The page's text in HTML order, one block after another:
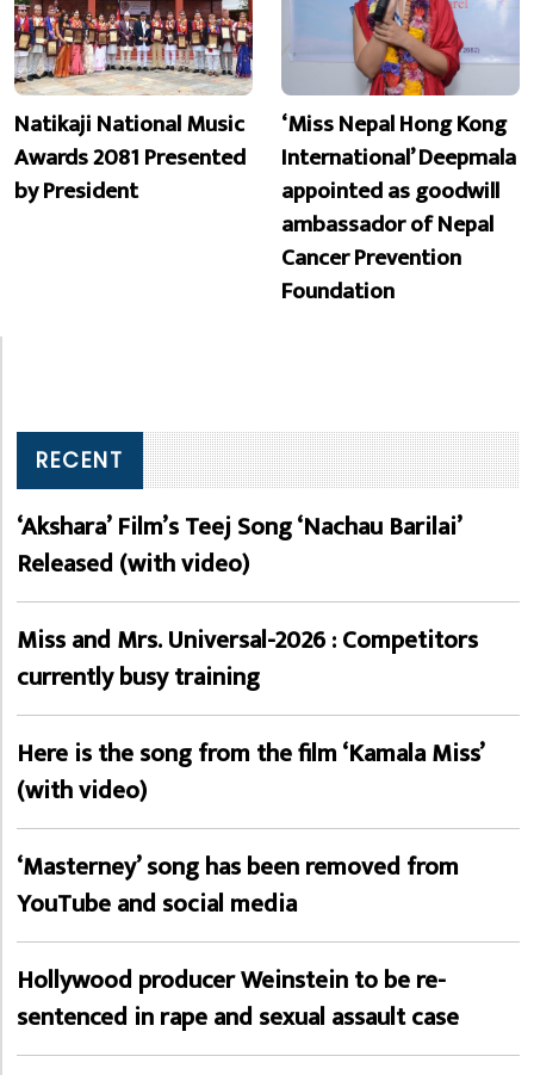
Natikaji National Music
Awards 2081 Presented
by President
‘Miss Nepal Hong Kong
International’ Deepmala
appointed as goodwill
ambassador of Nepal
Cancer Prevention
Foundation
RECENT
‘Akshara’ Film’s Teej Song ‘Nachau Barilai’
Released (with video)
Miss and Mrs. Universal-2026 : Competitors
currently busy training
Here is the song from the film ‘Kamala Miss’
(with video)
‘Masterney’ song has been removed from
YouTube and social media
Hollywood producer Weinstein to be re-
sentenced in rape and sexual assault case